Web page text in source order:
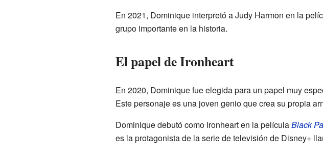
En 2021, Dominique interpretó a Judy Harmon en la
grupo importante en la historia.
El papel de Ironheart
En 2020, Dominique fue elegida para un papel muy
Este personaje es una joven genio que crea su propia
Dominique debutó como Ironheart en la películaBlack
es la protagonista de la serie de televisión de Disney+